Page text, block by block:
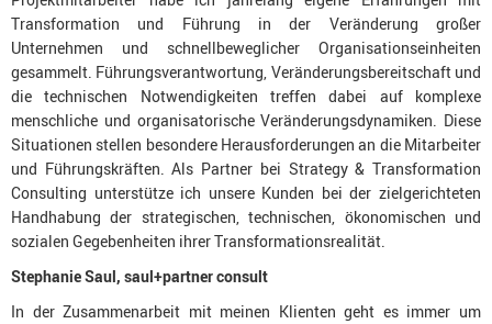
Transformation und Führung in der Veränderung großer
Unternehmen und schnellbeweglicher Organisationseinheiten
gesammelt. Führungsverantwortung, Veränderungsbereitschaft und
die technischen Notwendigkeiten treffen dabei auf komplexe
menschliche und organisatorische Veränderungsdynamiken. Diese
Situationen stellen besondere Herausforderungen an die Mitarbeiter
und Führungskräften. Als Partner bei Strategy & Transformation
Consulting unterstütze ich unsere Kunden bei der zielgerichteten
Handhabung der strategischen, technischen, ökonomischen und
sozialen Gegebenheiten ihrer Transformationsrealität.
Stephanie Saul, saul+partner consult
In der Zusammenarbeit mit meinen Klienten geht es immer um